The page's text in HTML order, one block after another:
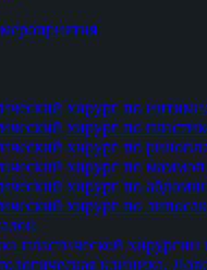
хирург по
хирург по
хирург по
хирург по
хирург по
хирург по
пластической хирургии
клиника.